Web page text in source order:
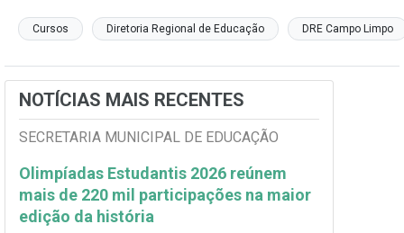
Cursos Diretoria Regional de Educação DRE Campo Limpo
NOTÍCIAS MAIS RECENTES
SECRETARIA MUNICIPAL DE EDUCAÇÃO
Olimpíadas Estudantis 2026 reúnem
mais de 220 mil participações na maior
edição da história